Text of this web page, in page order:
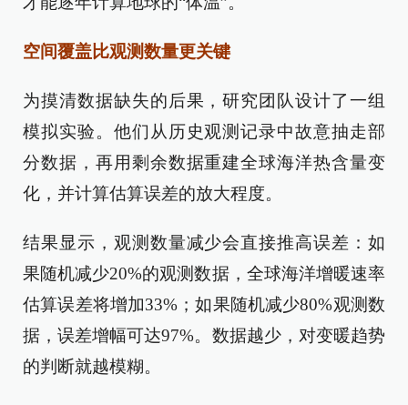
空间覆盖比观测数量更关键
为摸清数据缺失的后果，研究团队设计了一组
模拟实验。他们从历史观测记录中故意抽走部
分数据，再用剩余数据重建全球海洋热含量变
化，并计算估算误差的放大程度。
结果显示，观测数量减少会直接推高误差：如
果随机减少20%的观测数据，全球海洋增暖速率
估算误差将增加33%；如果随机减少80%观测数
据，误差增幅可达97%。数据越少，对变暖趋势
的判断就越模糊。